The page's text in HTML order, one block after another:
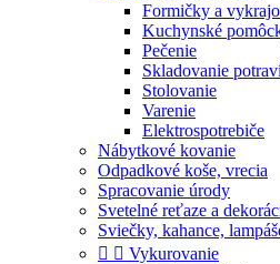
Formičky a
Kuchynské
Pečenie
Skladovanie
Stolovanie
Varenie
Elektrospotrebiče
Nábytkové kovanie
Odpadkové koše, vrecia
Spracovanie úrody
Svetelné reťaze a
Sviečky, kahance,
  Vykurovanie